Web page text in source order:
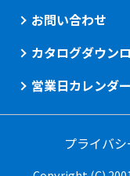
お問い合わせ
カタログダウン
営業日カレンダー
プライバ